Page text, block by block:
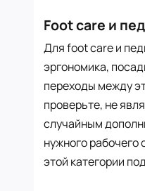
Foot care и
Для foot care и
эргономика,
переходы между
проверьте, не
случайным
нужного рабочего
этой категории